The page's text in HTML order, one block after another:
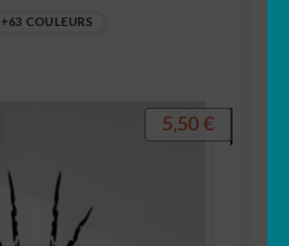
+63 COULEURS
5,50 €